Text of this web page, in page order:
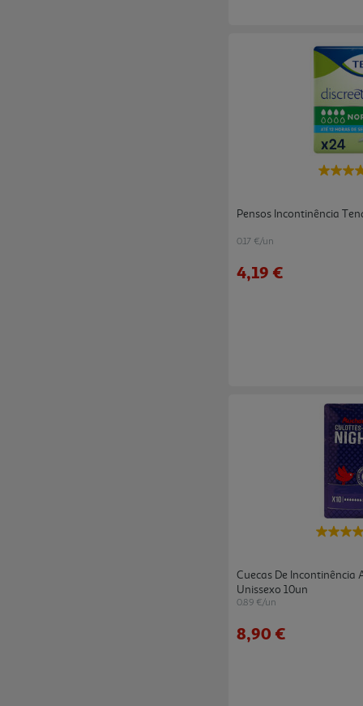
Pensos Incontinência
0.17 €/un
4,19 €
Cuecas De Incontinência
Unissexo 10un
0.89 €/un
8,90 €